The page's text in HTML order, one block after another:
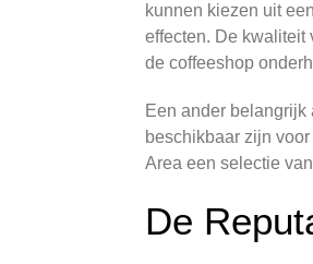
kunnen kiezen uit
effecten. De kwaliteit
de coffeeshop
Een ander belangrijk
beschikbaar zijn
Area een selectie
De